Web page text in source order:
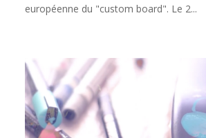
européenne du "custom board". Le 2...